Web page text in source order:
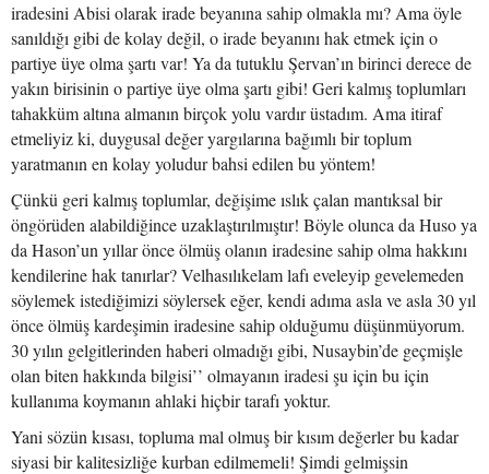
iradesini Abisi olarak irade beyanına sahip olmakla mı? Ama öyle
sanıldığı gibi de kolay değil, o irade beyanını hak etmek için o
partiye üye olma şartı var! Ya da tutuklu Şervan’ın birinci derece de
yakın birisinin o partiye üye olma şartı gibi! Geri kalmış toplumları
tahakküm altına almanın birçok yolu vardır üstadım. Ama itiraf
etmeliyiz ki, duygusal değer yargılarına bağımlı bir toplum
yaratmanın en kolay yoludur bahsi edilen bu yöntem!
Çünkü geri kalmış toplumlar, değişime ıslık çalan mantıksal bir
öngörüden alabildiğince uzaklaştırılmıştır! Böyle olunca da Huso ya
da Hason’un yıllar önce ölmüş olanın iradesine sahip olma hakkını
kendilerine hak tanırlar? Velhasılıkelam lafı eveleyip gevelemeden
söylemek istediğimizi söylersek eğer, kendi adıma asla ve asla 30 yıl
önce ölmüş kardeşimin iradesine sahip olduğumu düşünmüyorum.
30 yılın gelgitlerinden haberi olmadığı gibi, Nusaybin’de geçmişle
olan biten hakkında bilgisi’’ olmayanın iradesi şu için bu için
kullanıma koymanın ahlaki hiçbir tarafı yoktur.
Yani sözün kısası, topluma mal olmuş bir kısım değerler bu kadar
siyasi bir kalitesizliğe kurban edilmemeli! Şimdi gelmişsin